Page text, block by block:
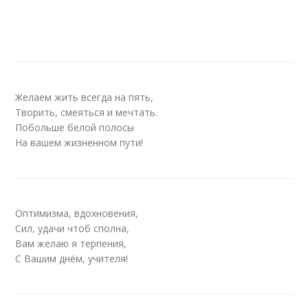
Желаем жить всегда на пять,
Творить, смеяться и мечтать.
Побольше белой полосы
На вашем жизненном пути!
Оптимизма, вдохновения,
Сил, удачи чтоб сполна,
Вам желаю я терпения,
С Вашим днём, учителя!